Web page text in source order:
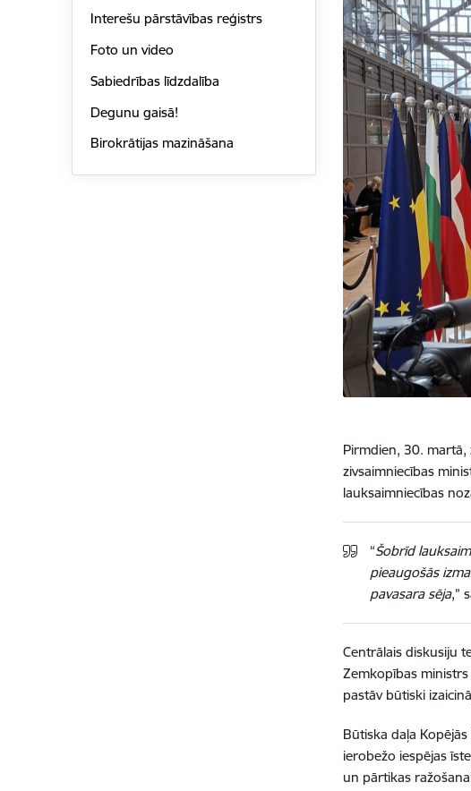
Interešu pārstāvības reģistrs
Foto un video
Sabiedrības līdzdalība
Degunu gaisā!
Birokrātijas mazināšana
Pirmdien, 30. martā,
zivsaimniecības
lauksaimniecības
“Šobrīd
pieaugošās
pavasara sēja,”
Centrālais diskusiju
Zemkopības
pastāv būtiski
Būtiska daļa
ierobežo iespējas
un pārtikas